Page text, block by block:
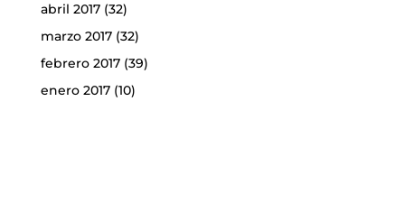
abril 2017(32)
marzo 2017(32)
febrero 2017(39)
enero 2017(10)